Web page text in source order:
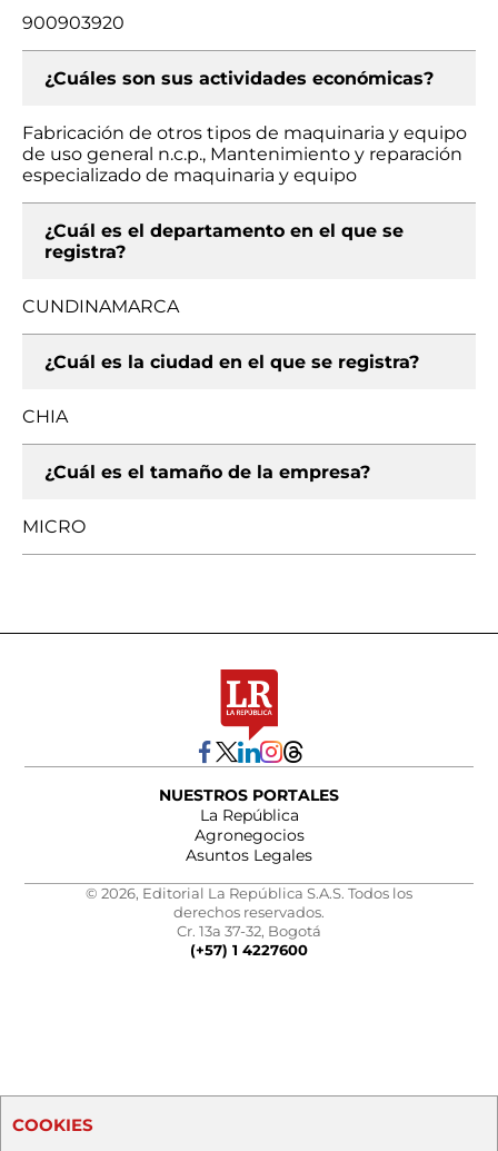
900903920
¿Cuáles son sus actividades económicas?
Fabricación de otros tipos de maquinaria y equipo
de uso general n.c.p., Mantenimiento y reparación
especializado de maquinaria y equipo
¿Cuál es el departamento en el que se
registra?
CUNDINAMARCA
¿Cuál es la ciudad en el que se registra?
CHIA
¿Cuál es el tamaño de la empresa?
MICRO
NUESTROS PORTALES
La República
Agronegocios
Asuntos Legales
© 2026, Editorial La República S.A.S. Todos los
derechos reservados.
Cr. 13a 37-32, Bogotá
(+57) 1 4227600
COOKIES